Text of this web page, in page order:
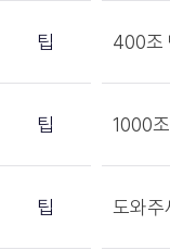
팁 400조
팁 1000
팁 도와주